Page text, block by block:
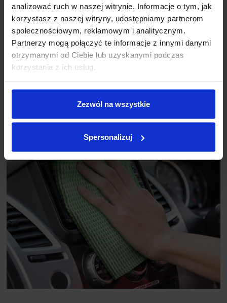
analizować ruch w naszej witrynie. Informacje o tym, jak
korzystasz z naszej witryny, udostępniamy partnerom
społecznościowym, reklamowym i analitycznym.
Partnerzy mogą połączyć te informacje z innymi danymi
otrzymanymi od Ciebie lub uzyskanymi podczas
korzystania z ich usług.
Zezwól na wszystkie
Spersonalizuj
Dzięki tej Ściereczce szybko i bez wysiłkuumyjesz okna i
framugi okienne, nadając oknom połysk –bez smug i zacieków
Jest niezwykle delikatna, a jednocześnie bardzo skuteczna.
Ściereczka jest wielokrotnego użytku.